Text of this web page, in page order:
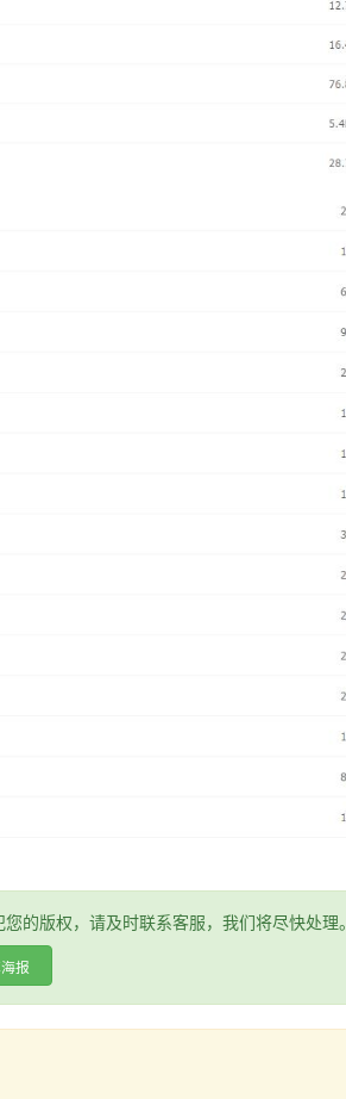
的版权，请及时联系客服，我们将尽快处理。
报